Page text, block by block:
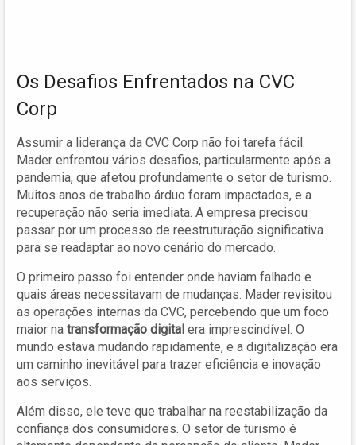
Os Desafios Enfrentados na CVC
Corp
Assumir a liderança da CVC Corp não foi tarefa fácil.
Mader enfrentou vários desafios, particularmente após a
pandemia, que afetou profundamente o setor de turismo.
Muitos anos de trabalho árduo foram impactados, e a
recuperação não seria imediata. A empresa precisou
passar por um processo de reestruturação significativa
para se readaptar ao novo cenário do mercado.
O primeiro passo foi entender onde haviam falhado e
quais áreas necessitavam de mudanças. Mader revisitou
as operações internas da CVC, percebendo que um foco
maior na transformação digital era imprescindível. O
mundo estava mudando rapidamente, e a digitalização era
um caminho inevitável para trazer eficiência e inovação
aos serviços.
Além disso, ele teve que trabalhar na reestabilização da
confiança dos consumidores. O setor de turismo é